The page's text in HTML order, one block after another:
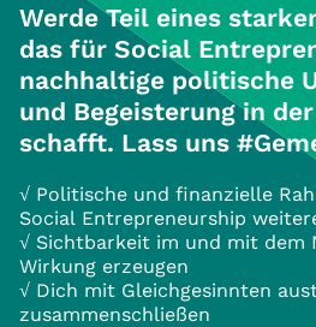
Werde Teil eines
das für Social
nachhaltige politische
und Begeisterung in
schafft. Lass uns
√ Politische und finanzielle
Social Entrepreneurship
√ Sichtbarkeit im und mit dem
Wirkung erzeugen
√ Dich mit Gleichgesinnten
zusammenschließen